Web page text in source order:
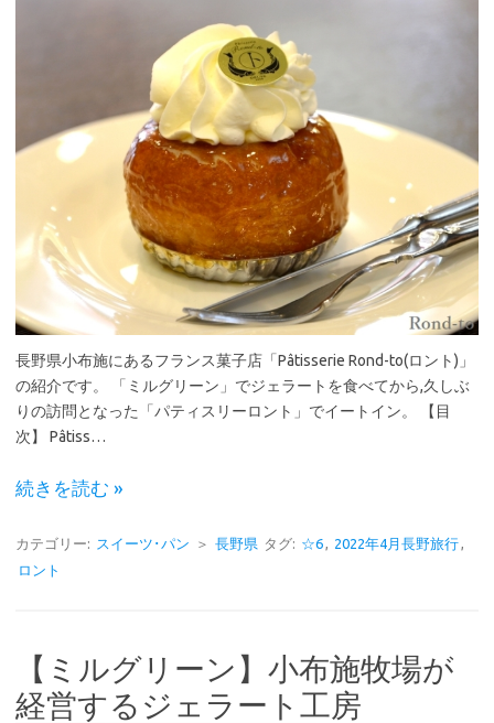
長野県小布施にあるフランス菓子店「Pâtisserie Rond-to(ロント)」
の紹介です。 「ミルグリーン」でジェラートを食べてから,久しぶ
りの訪問となった「パティスリーロント」でイートイン。 【目
次】 Pâtiss…
続きを読む »
カテゴリー: スイーツ･パン ＞ 長野県 タグ: ☆6, 2022年4月長野旅行,
ロント
【ミルグリーン】小布施牧場が
経営するジェラート工房